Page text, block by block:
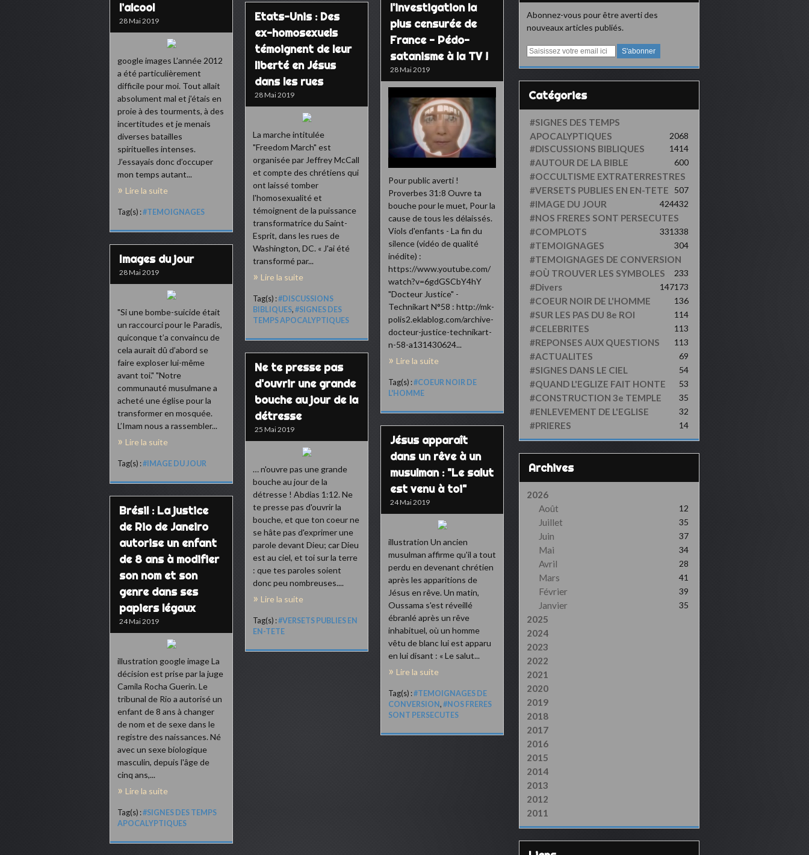
l'investigation la
plus censurée de
France - Pédo-
satanisme à la TV !
28 Mai 2019
Pour public averti !
Proverbes 31:8 Ouvre ta
bouche pour le muet, Pour la
cause de tous les délaissés.
Viols d'enfants - La fin du
silence (vidéo de qualité
inédite) :
https://www.youtube.com/
watch?v=6gdGSCbY4hY
"Docteur Justice" -
Technikart N°58 : http://mk-
polis2.eklablog.com/archive-
docteur-justice-technikart-
n-58-a131430624...
Lire la suite
Tag(s) :#COEUR NOIR DE
L'HOMME
l’alcool
28 Mai 2019
google images L’année 2012
a été particulièrement
difficile pour moi. Tout allait
absolument mal et j’étais en
proie à des tourments, à des
incertitudes et je menais
diverses batailles
spirituelles intenses.
J’essayais donc d’occuper
mon temps autant...
Lire la suite
Tag(s) :#TEMOIGNAGES
Etats-Unis : Des
ex-homosexuels
témoignent de leur
liberté en Jésus
dans les rues
28 Mai 2019
La marche intitulée
"Freedom March" est
organisée par Jeffrey McCall
et compte des chrétiens qui
ont laissé tomber
l'homosexualité et
témoignent de la puissance
transformatrice du Saint-
Esprit, dans les rues de
Washington, DC. « J'ai été
transformé par...
Lire la suite
Tag(s) :#DISCUSSIONS
BIBLIQUES, #SIGNES DES
TEMPS APOCALYPTIQUES
Images du jour
28 Mai 2019
"Si une bombe-suicide était
un raccourci pour le Paradis,
quiconque t’a convaincu de
cela aurait dû d’abord se
faire exploser lui-même
avant toi." "Notre
communauté musulmane a
acheté une église pour la
transformer en mosquée.
L’Imam nous a rassembler...
Lire la suite
Tag(s) :#IMAGE DU JOUR
Ne te presse pas
d'ouvrir une grande
bouche au jour de la
détresse
25 Mai 2019
… n'ouvre pas une grande
bouche au jour de la
détresse ! Abdias 1:12. Ne
te presse pas d'ouvrir la
bouche, et que ton coeur ne
se hâte pas d'exprimer une
parole devant Dieu; car Dieu
est au ciel, et toi sur la terre
: que tes paroles soient
donc peu nombreuses....
Lire la suite
Tag(s) :#VERSETS PUBLIES EN
EN-TETE
Jésus apparaît
dans un rêve à un
musulman : "Le salut
est venu à toi"
24 Mai 2019
illustration Un ancien
musulman affirme qu'il a tout
perdu en devenant chrétien
après les apparitions de
Jésus en rêve. Un matin,
Oussama s'est réveillé
ébranlé après un rêve
inhabituel, où un homme
vêtu de blanc lui est apparu
en lui disant : « Le salut...
Lire la suite
Tag(s) :#TEMOIGNAGES DE
CONVERSION , #NOS FRERES
SONT PERSECUTES
Brésil : La justice
de Rio de Janeiro
autorise un enfant
de 8 ans à modifier
son nom et son
genre dans ses
papiers légaux
24 Mai 2019
illustration google image La
décision est prise par la juge
Camila Rocha Guerin. Le
tribunal de Rio a autorisé un
enfant de 8 ans à changer
de nom et de sexe dans le
registre des naissances. Né
avec un sexe biologique
masculin, depuis l'âge de
cinq ans,...
Lire la suite
Tag(s) :#SIGNES DES TEMPS
APOCALYPTIQUES
Abonnez-vous pour être averti des
nouveaux articles publiés.
E
a
i
Catégories
#SIGNES DES TEMPS
APOCALYPTIQUES 2068
#DISCUSSIONS BIBLIQUES 1414
#AUTOUR DE LA BIBLE 600
#OCCULTISME EXTRATERRESTRES
507
#VERSETS PUBLIES EN EN-TETE
432
#IMAGE DU JOUR 424
#NOS FRERES SONT PERSECUTES
338
#COMPLOTS 331
#TEMOIGNAGES 304
#TEMOIGNAGES DE CONVERSION
233
#OÙ TROUVER LES SYMBOLES
173
#Divers 147
#COEUR NOIR DE L'HOMME 136
#SUR LES PAS DU 8e ROI 114
#CELEBRITES 113
#REPONSES AUX QUESTIONS 113
#ACTUALITES 69
#SIGNES DANS LE CIEL 54
#QUAND L'EGLIZE FAIT HONTE 53
#CONSTRUCTION 3e TEMPLE 35
#ENLEVEMENT DE L'EGLISE 32
#PRIERES 14
Archives
2026
Août
12
Juillet 35
Juin 37
Mai 34
Avril 28
Mars 41
Février 39
Janvier 35
2025
2024
2023
2022
2021
2020
2019
2018
2017
2016
2015
2014
2013
2012
2011